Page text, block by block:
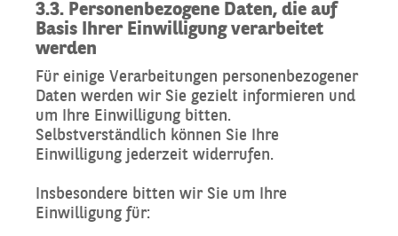
3.3. Personenbezogene Daten, die auf
Basis Ihrer Einwilligung verarbeitet
werden
Für einige Verarbeitungen personenbezogener
Daten werden wir Sie gezielt informieren und
um Ihre Einwilligung bitten.
Selbstverständlich können Sie Ihre
Einwilligung jederzeit widerrufen.
Insbesondere bitten wir Sie um Ihre
Einwilligung für: